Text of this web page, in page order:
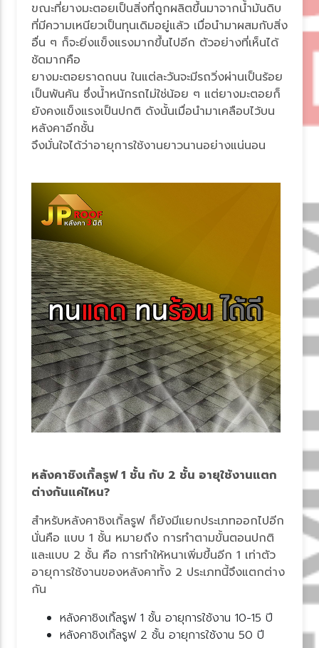
ขณะที่ยางมะตอยเป็นสิ่งที่ถูกผลิตขึ้นมาจากน้ำมันดิบ
ที่มีความเหนียวเป็นทุนเดิมอยู่แล้ว เมื่อนำมาผสมกับสิ่ง
อื่น ๆ ก็จะยิ่งแข็งแรงมากขึ้นไปอีก ตัวอย่างที่เห็นได้
ชัดมากคือ
างมะตอยราดถนน ในแต่ละวันจะมีรถวิ่งผ่านเป็นร้อ
เป็นพันคัน ซึ่งน้ำหนักรถไม่ใช่น้อย ๆ แต่ยางมะตอยก็
ังคงแข็งแรงเป็นปกติ ดังนั้นเมื่อนำมาเคลือบไว้บน
หลังคาอีกชั้น
จึงมั่นใจได้ว่าอายุการใช้งานยาวนานอย่างแน่นอน
หลังคาชิงเกิ้ลรูฟ 1 ชั้น กับ 2 ชั้น อายุใช้งานแตก
ต่างกันแค่ไหน?
สำหรับหลังคาชิงเกิ้ลรูฟ ก็ยังมีแยกประเภทออกไปอีก
นั่นคือ แบบ 1 ชั้น หมายถึง การทำตามขั้นตอนปกติ
ละแบบ 2 ชั้น คือ การทำให้หนาเพิ่มขึ้นอีก 1 เท่าตัว
อายุการใช้งานของหลังคาทั้ง 2 ประเภทนี้จึงแตกต่าง
กัน
หลังคาชิงเกิ้ลรูฟ 1 ชั้น อายุการใช้งาน 10-15 ปี
หลังคาชิงเกิ้ลรูฟ 2 ชั้น อายุการใช้งาน 50 ปี